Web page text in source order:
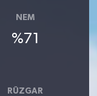
NEM
%71
RÜZGAR